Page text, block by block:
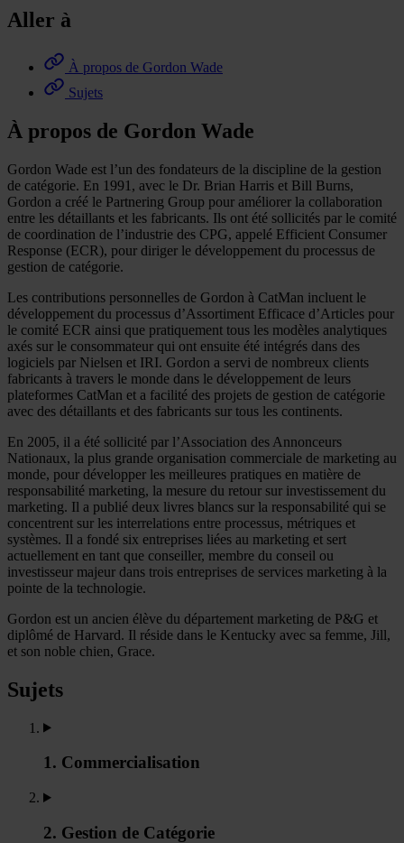
Aller à
À propos de Gordon Wade
Sujets
À propos de Gordon Wade
Gordon Wade est l’un des fondateurs de la discipline de la gestion
de catégorie. En 1991, avec le Dr. Brian Harris et Bill Burns,
Gordon a créé le Partnering Group pour améliorer la collaboration
entre les détaillants et les fabricants. Ils ont été sollicités par le comité
de coordination de l’industrie des CPG, appelé Efficient Consumer
Response (ECR), pour diriger le développement du processus de
gestion de catégorie.
Les contributions personnelles de Gordon à CatMan incluent le
développement du processus d’Assortiment Efficace d’Articles pour
le comité ECR ainsi que pratiquement tous les modèles analytiques
axés sur le consommateur qui ont ensuite été intégrés dans des
logiciels par Nielsen et IRI. Gordon a servi de nombreux clients
fabricants à travers le monde dans le développement de leurs
plateformes CatMan et a facilité des projets de gestion de catégorie
avec des détaillants et des fabricants sur tous les continents.
En 2005, il a été sollicité par l’Association des Annonceurs
Nationaux, la plus grande organisation commerciale de marketing au
monde, pour développer les meilleures pratiques en matière de
responsabilité marketing, la mesure du retour sur investissement du
marketing. Il a publié deux livres blancs sur la responsabilité qui se
concentrent sur les interrelations entre processus, métriques et
systèmes. Il a fondé six entreprises liées au marketing et sert
actuellement en tant que conseiller, membre du conseil ou
investisseur majeur dans trois entreprises de services marketing à la
pointe de la technologie.
Gordon est un ancien élève du département marketing de P&G et
diplômé de Harvard. Il réside dans le Kentucky avec sa femme, Jill,
et son noble chien, Grace.
Sujets
1. Commercialisation
2. Gestion de Catégorie